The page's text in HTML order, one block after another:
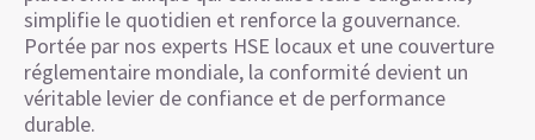
simplifie le quotidien et renforce la gouvernance.
Portée par nos experts HSE locaux et une couverture
réglementaire mondiale, la conformité devient un
véritable levier de confiance et de performance
durable.